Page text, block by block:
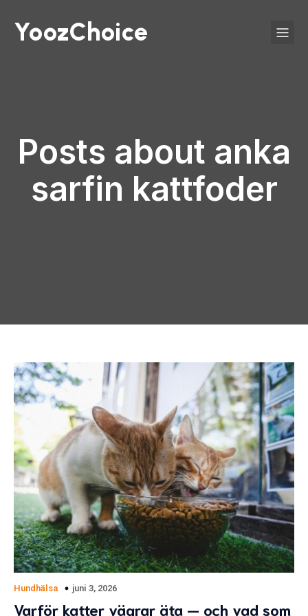
YoozChoice
Posts about anka
sarfin kattfoder
Hundhälsa juni 3, 2026
Varför katter vägrar äta — och vad som